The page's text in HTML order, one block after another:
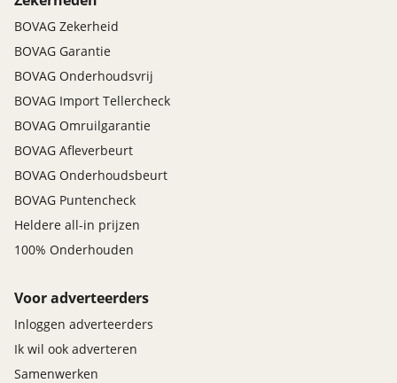
BOVAG Zekerheid
BOVAG Garantie
BOVAG Onderhoudsvrij
BOVAG Import Tellercheck
BOVAG Omruilgarantie
BOVAG Afleverbeurt
BOVAG Onderhoudsbeurt
BOVAG Puntencheck
Heldere all-in prijzen
100% Onderhouden
Voor adverteerders
Inloggen adverteerders
Ik wil ook adverteren
Samenwerken